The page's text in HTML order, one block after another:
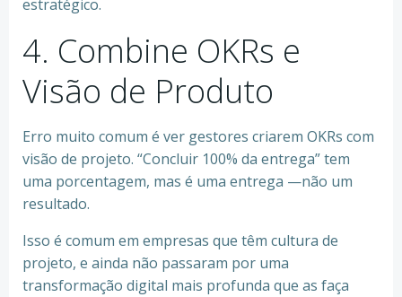
estratégico.
4. Combine OKRs e
Visão de Produto
Erro muito comum é ver gestores criarem OKRs com
visão de projeto. “Concluir 100% da entrega” tem
uma porcentagem, mas é uma entrega —não um
resultado.
Isso é comum em empresas que têm cultura de
projeto, e ainda não passaram por uma
transformação digital mais profunda que as faça